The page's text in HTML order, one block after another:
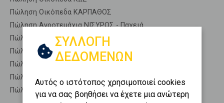
Πώληση Οικόπεδα ΚΑΡΠΑΘΟΣ
Πώληση Αγροτεμάχια ΝΙΣΥΡΟΣ - Παχειά
Πώληση Δασικές εκτάσεις ΝΙΣΥΡΟΣ - Παχειά
Πώληση Εκτάσεις ΝΙΣΥΡΟΣ - Παχειά
Πώληση Επαγγελματικά οικόπεδα ΝΙΣΥΡΟΣ - Παχειά
Πώληση Νησιά ΝΙΣΥΡΟΣ - Παχειά
Πώληση Οικιστικά ΝΙΣΥΡΟΣ - Παχειά
ΣΥΛΛΟΓΗ
ΔΕΔΟΜΕΝΩΝ
Αυτός ο ιστότοπος χρησιμοποιεί cookies
για να σας βοηθήσει να έχετε μια ανώτερη